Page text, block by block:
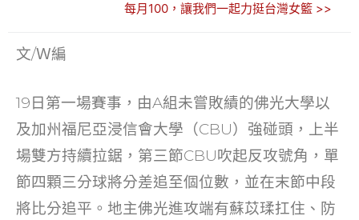
o
o
k
itt ai C k
n
每月100，讓我們一起力挺台灣女籃 >>
文/Ｗ編
19日第一場賽事，由A組未嘗敗績的佛光大學以
及加州福尼亞浸信會大學（CBU）強碰頭，上半
場雙方持續拉鋸，第三節CBU吹起反攻號角，單
節四顆三分球將分差追至個位數，並在末節中段
將比分追平。地主佛光進攻端有蘇苡瑈扛住、防